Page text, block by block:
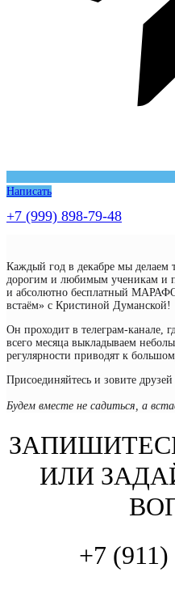
Написать
+7 (999) 898-79-48
Каждый год в декабре мы
дорогим и любимым ученикам и
и абсолютно бесплатный
встаём» с Кристиной Думанской!
Он проходит в телеграм-канале,
всего месяца выкладываем
регулярности приводят к
Присоединяйтесь и зовите
Будем вместе не садиться, а
ИЛИ
+7